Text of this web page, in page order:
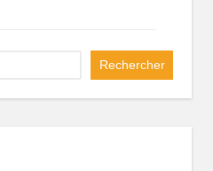
Rechercher